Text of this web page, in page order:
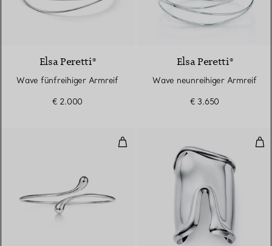
Elsa Peretti®
Wave fünfreihiger Armreif
€ 2.000
Elsa Peretti®
Wave neunreihiger Armreif
€ 3.650
Elongated Teardrop Armreif